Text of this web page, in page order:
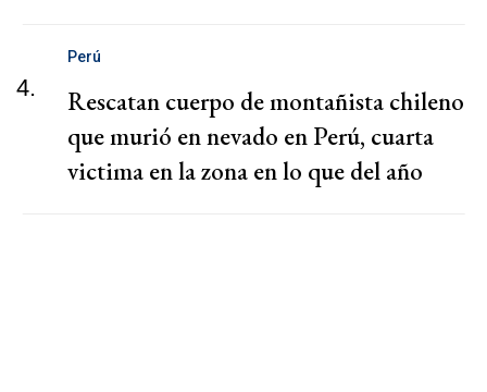
4.
Perú
Rescatan cuerpo de montañista chileno
que murió en nevado en Perú, cuarta
victima en la zona en lo que del año